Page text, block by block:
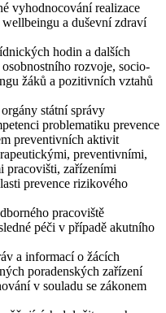
vyhodnocování realizace
a duševní zdraví
hodin a dalších
rozvoje, socio-
žáků a pozitivních vztahů
státní správy
problematiku prevence
preventivních aktivit
preventivními,
pracovišti, zařízeními
prevence rizikového
pracoviště
péči v případě akutního
a informací o žácích
poradenských zařízení
v souladu se zákonem